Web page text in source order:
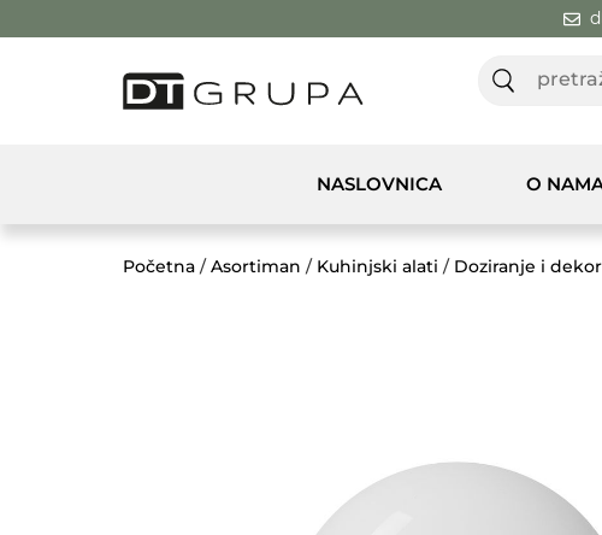
NASLOVNICA O
Početna /Asortiman / Kuhinjski alati / Doziranje i